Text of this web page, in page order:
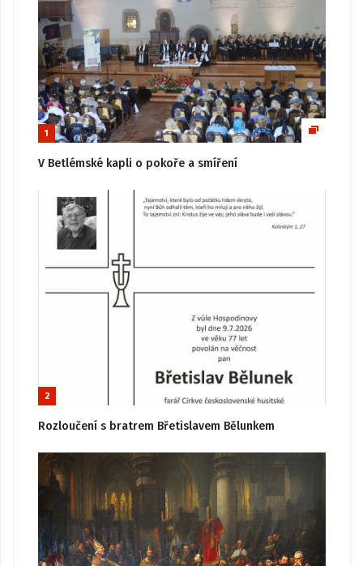
1
V Betlémské kapli o pokoře a smíření
2
Rozloučení s bratrem Břetislavem Bělunkem